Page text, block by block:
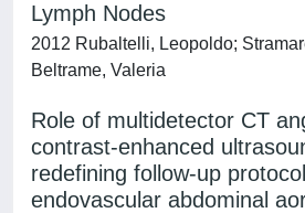
Lymph Nodes
2012 Rubaltelli, Leopoldo;
Beltrame, Valeria
Role of multidetector CT
contrast-enhanced
redefining follow-up
endovascular abdominal